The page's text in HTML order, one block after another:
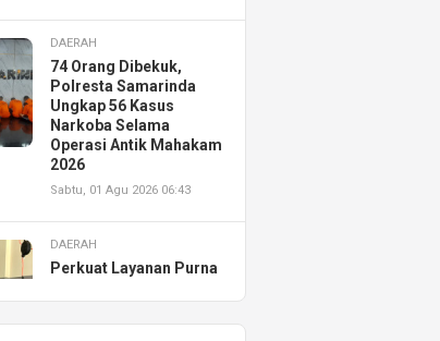
DAERAH
74 Orang Dibekuk,
Polresta Samarinda
Ungkap 56 Kasus
Narkoba Selama
Operasi Antik Mahakam
2026
Sabtu, 01 Agu 2026 06:43
DAERAH
Perkuat Layanan Purna
Resmikan AHASS